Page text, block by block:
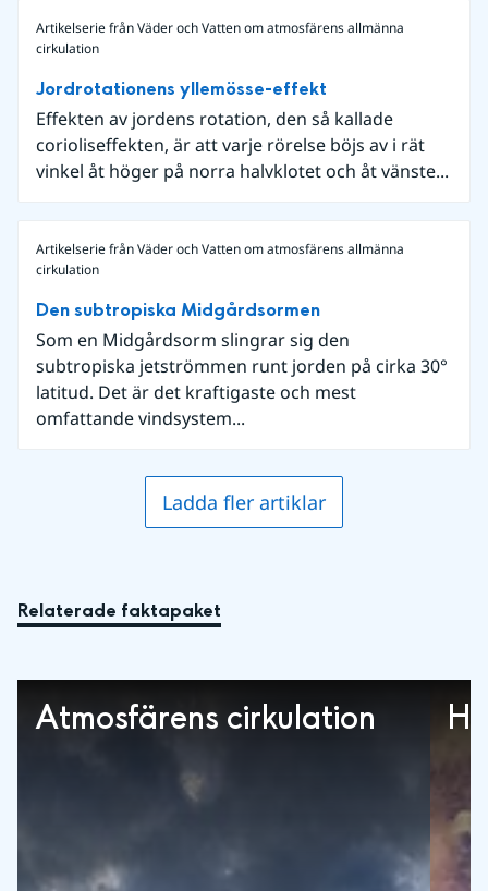
Artikelserie från Väder och Vatten om atmosfärens allmänna
cirkulation
Jordrotationens yllemösse-effekt
Effekten av jordens rotation, den så kallade
corioliseffekten, är att varje rörelse böjs av i rät
vinkel åt höger på norra halvklotet och åt vänste...
Artikelserie från Väder och Vatten om atmosfärens allmänna
cirkulation
Den subtropiska Midgårdsormen
Som en Midgårdsorm slingrar sig den
subtropiska jetströmmen runt jorden på cirka 30°
latitud. Det är det kraftigaste och mest
omfattande vindsystem...
Ladda fler artiklar
Relaterade faktapaket
Atmosfärens cirkulation